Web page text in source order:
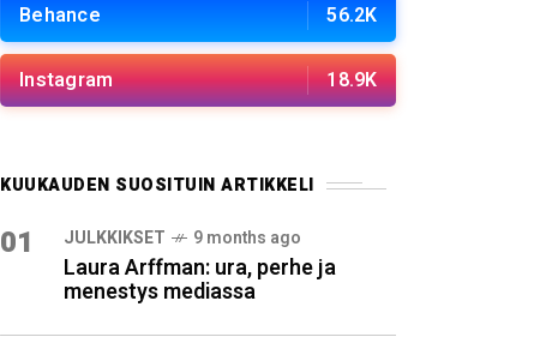
Behance 56.2K
Instagram 18.9K
KUUKAUDEN SUOSITUIN ARTIKKELI
01 JULKKIKSET 9 months ago
Laura Arffman: ura, perhe ja
menestys mediassa